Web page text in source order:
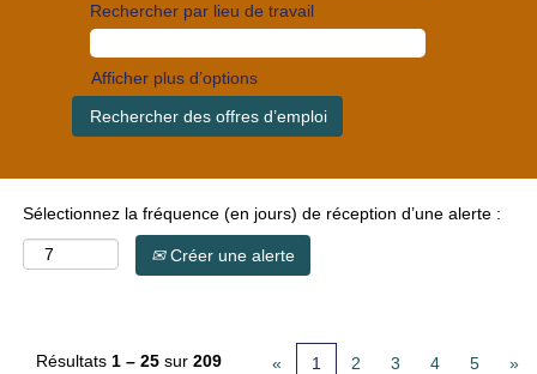
Rechercher par lieu de travail
Afficher plus d’options
Sélectionnez la fréquence (en jours) de réception d’une alerte :
Créer une alerte
Résultats 1 – 25 sur 209 « 1 2 3 4 5 »